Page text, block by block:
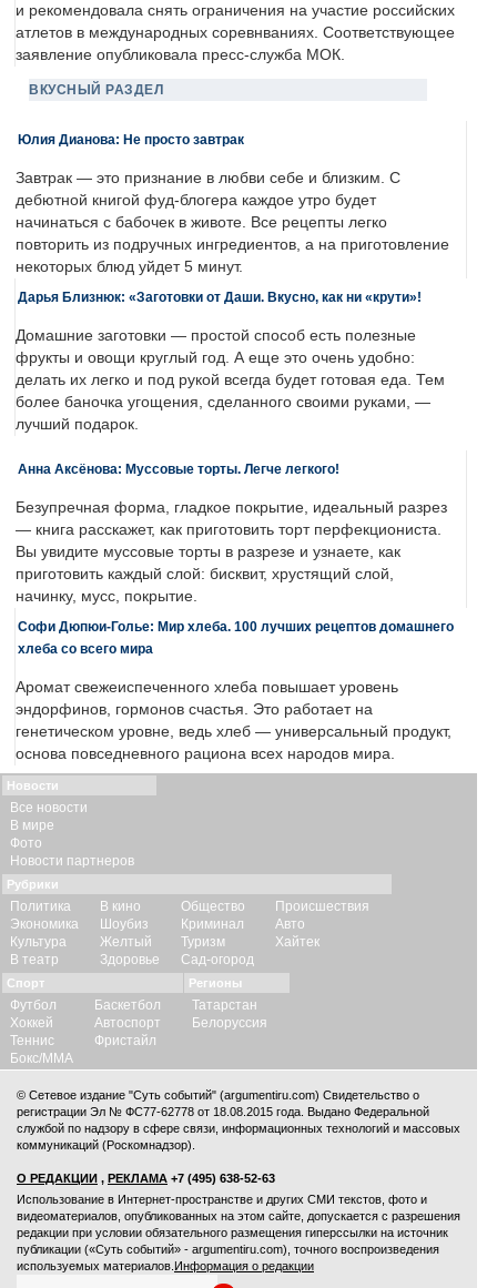
и рекомендовала снять ограничения на участие российских
атлетов в международных соревнваниях. Соответствующее
заявление опубликовала пресс-служба МОК.
ВКУСНЫЙ РАЗДЕЛ
Юлия Дианова: Не просто завтрак
Завтрак — это признание в любви себе и близким. С
дебютной книгой фуд-блогера каждое утро будет
начинаться с бабочек в животе. Все рецепты легко
повторить из подручных ингредиентов, а на приготовление
некоторых блюд уйдет 5 минут.
Дарья Близнюк: «Заготовки от Даши. Вкусно, как ни «крути»!
Домашние заготовки — простой способ есть полезные
фрукты и овощи круглый год. А еще это очень удобно:
делать их легко и под рукой всегда будет готовая еда. Тем
более баночка угощения, сделанного своими руками, —
лучший подарок.
Анна Аксёнова: Муссовые торты. Легче легкого!
Безупречная форма, гладкое покрытие, идеальный разрез
— книга расскажет, как приготовить торт перфекциониста.
Вы увидите муссовые торты в разрезе и узнаете, как
приготовить каждый слой: бисквит, хрустящий слой,
начинку, мусс, покрытие.
Софи Дюпюи-Голье: Мир хлеба. 100 лучших рецептов домашнего
хлеба со всего мира
Аромат свежеиспеченного хлеба повышает уровень
эндорфинов, гормонов счастья. Это работает на
генетическом уровне, ведь хлеб — универсальный продукт,
основа повседневного рациона всех народов мира.
Новости
Все новости
В мире
Фото
Новости партнеров
Рубрики
Политика
Экономика
Культура
В театр
В кино
Шоубиз
Желтый
Здоровье
Общество
Криминал
Туризм
Сад-огород
Происшествия
Авто
Хайтек
Спорт
Футбол
Хоккей
Теннис
Бокс/ММА
Баскетбол
Автоспорт
Фристайл
Регионы
Татарстан
Белоруссия
© Сетевое издание "Суть событий" (argumentiru.com) Свидетельство о
регистрации Эл № ФС77-62778 от 18.08.2015 года. Выдано Федеральной
службой по надзору в сфере связи, информационных технологий и массовых
коммуникаций (Роскомнадзор).
О РЕДАКЦИИ , РЕКЛАМА +7 (495) 638-52-63
Использование в Интернет-пространстве и других СМИ текстов, фото и
видеоматериалов, опубликованных на этом сайте, допускается с разрешения
редакции при условии обязательного размещения гиперссылки на источник
публикации («Суть событий» - argumentiru.com), точного воспроизведения
используемых материалов. Информация о редакции